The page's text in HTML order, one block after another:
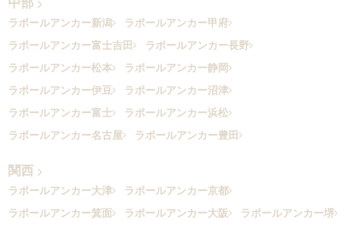
ラポールアンカー新潟
ラポールアンカー甲府
ラポールアンカー富士吉田
ラポールアンカー長野
ラポールアンカー松本
ラポールアンカー静岡
ラポールアンカー伊豆
ラポールアンカー沼津
ラポールアンカー富士
ラポールアンカー浜松
ラポールアンカー名古屋
ラポールアンカー豊田
関西
ラポールアンカー大津
ラポールアンカー京都
ラポールアンカー箕面
ラポールアンカー大阪
ラポールアンカー堺